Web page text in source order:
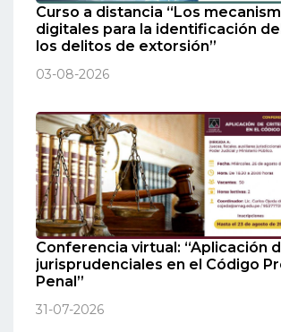
Curso a distancia “Los
digitales para la identificación
los delitos de extorsión”
03-08-2026
Conferencia virtual: “Aplicación
jurisprudenciales en el Código
Penal”
31-07-2026